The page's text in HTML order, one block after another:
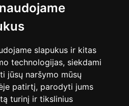
slapukus ir kitas
technologijas, siekdami
jūsų naršymo mūsų
patirtį, parodyti jums
turinį ir tikslinius
pasiekite platesnę auditoriją
mylėtojais. Kurkite, rodykite ir
vienoje vietoje.